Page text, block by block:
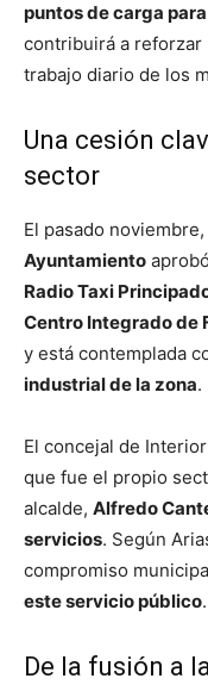
puntos de carga
contribuirá a reforzar
trabajo diario de los
Una cesión
sector
El pasado noviembre,
Ayuntamiento
Radio Taxi
Centro Integrado de
y está contemplada
industrial de la zona.
El concejal de
que fue el propio
alcalde, Alfredo
servicios. Según
compromiso
este servicio público.
De la fusión a